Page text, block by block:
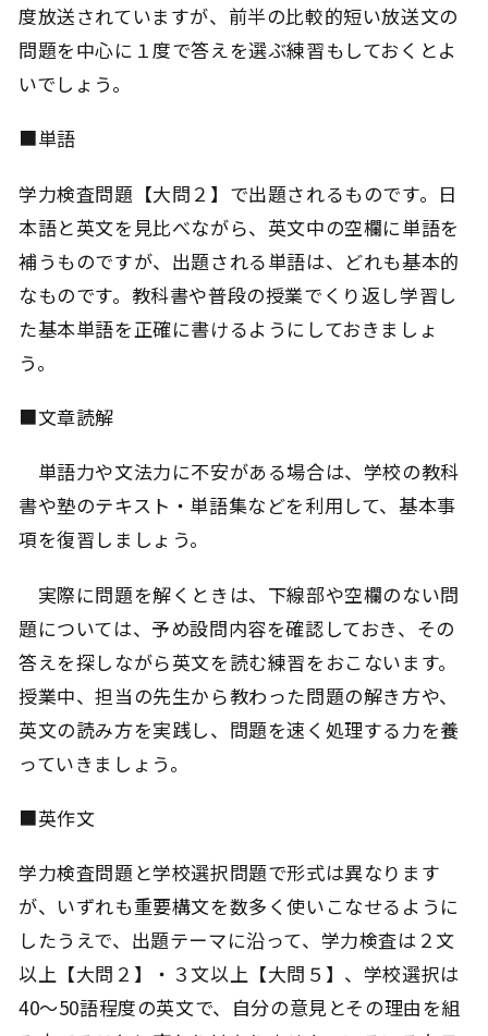
度放送されていますが、前半の比較的短い放送文の
問題を中心に１度で答えを選ぶ練習もしておくとよ
いでしょう。
■単語
学力検査問題【大問２】で出題されるものです。日
本語と英文を見比べながら、英文中の空欄に単語を
補うものですが、出題される単語は、どれも基本的
なものです。教科書や普段の授業でくり返し学習し
た基本単語を正確に書けるようにしておきましょ
う。
■文章読解
単語力や文法力に不安がある場合は、学校の教科
書や塾のテキスト・単語集などを利用して、基本事
項を復習しましょう。
実際に問題を解くときは、下線部や空欄のない問
題については、予め設問内容を確認しておき、その
答えを探しながら英文を読む練習をおこないます。
授業中、担当の先生から教わった問題の解き方や、
英文の読み方を実践し、問題を速く処理する力を養
っていきましょう。
■英作文
学力検査問題と学校選択問題で形式は異なります
が、いずれも重要構文を数多く使いこなせるように
したうえで、出題テーマに沿って、学力検査は２文
以上【大問２】・３文以上【大問５】、学校選択は
40～50語程度の英文で、自分の意見とその理由を組